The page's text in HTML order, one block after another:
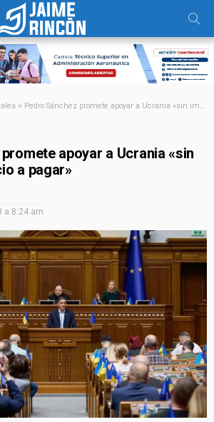
> Pedro Sánchez promete apoyar a Ucrania «sin importar el precio a pagar»
apoyar a Ucrania «sin
a pagar»
a 8:24 am